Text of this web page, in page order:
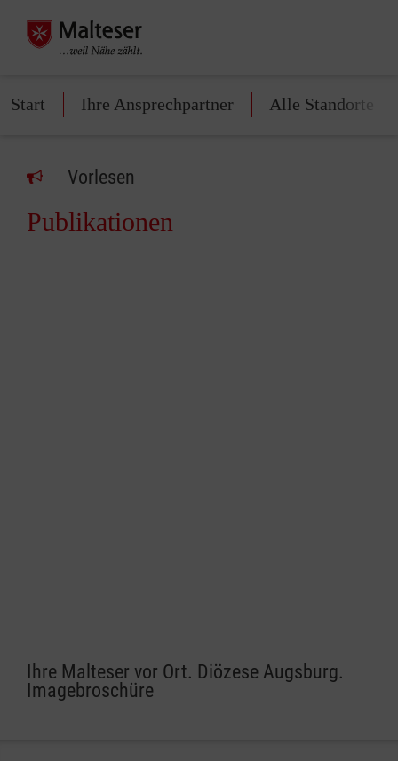
Start Ihre Ansprechpartner Alle Standorte
Vorlesen
Publikationen
Ihre Malteser vor Ort. Diözese Augsburg.
Imagebroschüre